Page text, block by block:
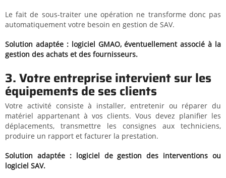
Le fait de sous-traiter une opération ne transforme donc pas
automatiquement votre besoin en gestion de SAV.
Solution adaptée : logiciel GMAO, éventuellement associé à la
gestion des achats et des fournisseurs.
3. Votre entreprise intervient sur les
équipements de ses clients
Votre activité consiste à installer, entretenir ou réparer du
matériel appartenant à vos clients. Vous devez planifier les
déplacements, transmettre les consignes aux techniciens,
produire un rapport et facturer la prestation.
Solution adaptée : logiciel de gestion des interventions ou
logiciel SAV.